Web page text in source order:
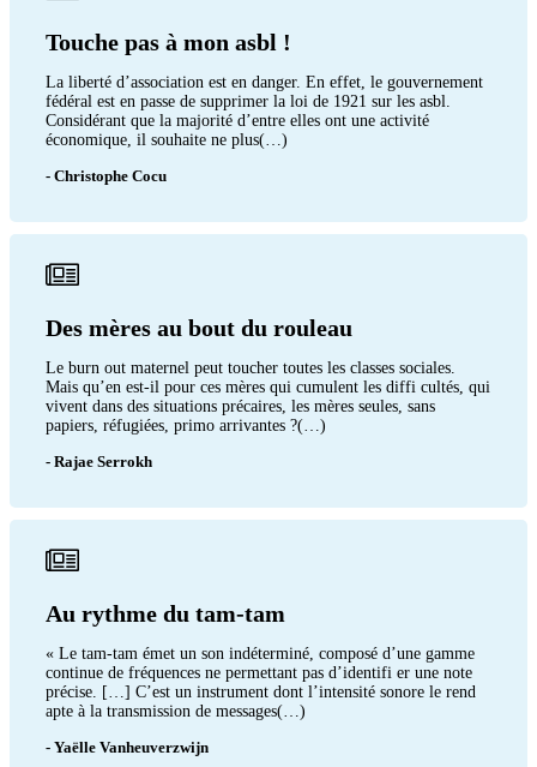
Touche pas à mon asbl !
La liberté d’association est en danger. En effet, le gouvernement
fédéral est en passe de supprimer la loi de 1921 sur les asbl.
Considérant que la majorité d’entre elles ont une activité
économique, il souhaite ne plus(…)
- Christophe Cocu
Des mères au bout du rouleau
Le burn out maternel peut toucher toutes les classes sociales.
Mais qu’en est-il pour ces mères qui cumulent les diffi cultés, qui
vivent dans des situations précaires, les mères seules, sans
papiers, réfugiées, primo arrivantes ?(…)
- Rajae Serrokh
Au rythme du tam-tam
« Le tam-tam émet un son indéterminé, composé d’une gamme
continue de fréquences ne permettant pas d’identifi er une note
précise. […] C’est un instrument dont l’intensité sonore le rend
apte à la transmission de messages(…)
- Yaëlle Vanheuverzwijn